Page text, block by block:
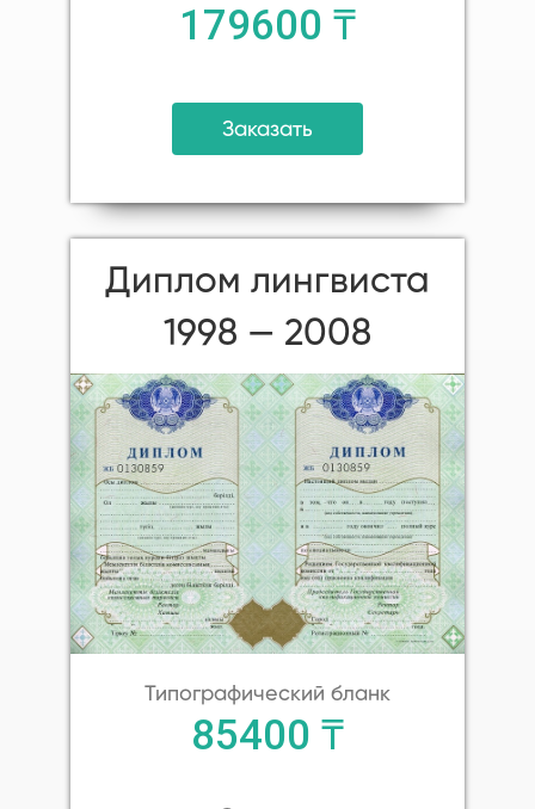
179600 ₸
Заказать
Диплом лингвиста
1998 — 2008
Типографический бланк
85400 ₸